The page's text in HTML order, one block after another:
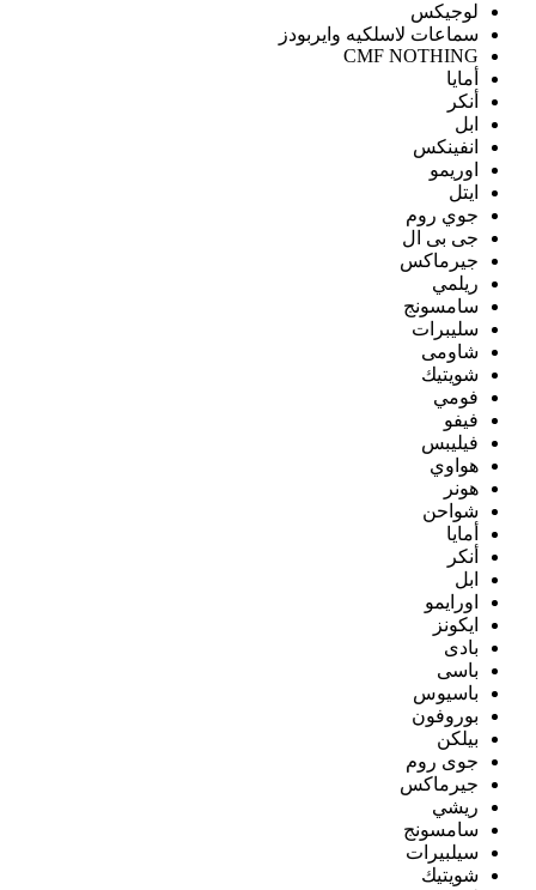
لوجيكس
سماعات لاسلكيه وايربودز
CMF NOTHING
أمايا
أنكر
ابل
انفينكس
اوريمو
ايتل
جوي روم
جى بى ال
جيرماكس
ريلمي
سامسونج
سليبرات
شاومى
شويتيك
فومي
فيفو
فيليبس
هواوي
هونر
شواحن
أمايا
أنكر
ابل
اورايمو
ايكونز
بادى
باسى
باسيوس
بوروفون
بيلكن
جوى روم
جيرماكس
ريشي
سامسونج
سيلبيرات
شويتيك